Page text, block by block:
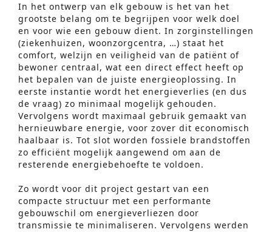
In het ontwerp van elk gebouw is het van het
grootste belang om te begrijpen voor welk doel
en voor wie een gebouw dient. In zorginstellingen
(ziekenhuizen, woonzorgcentra, …) staat het
comfort, welzijn en veiligheid van de patiënt of
bewoner centraal, wat een direct effect heeft op
het bepalen van de juiste energieoplossing. In
eerste instantie wordt het energieverlies (en dus
de vraag) zo minimaal mogelijk gehouden.
Vervolgens wordt maximaal gebruik gemaakt van
hernieuwbare energie, voor zover dit economisch
haalbaar is. Tot slot worden fossiele brandstoffen
zo efficiënt mogelijk aangewend om aan de
resterende energiebehoefte te voldoen.
Zo wordt voor dit project gestart van een
compacte structuur met een performante
gebouwschil om energieverliezen door
transmissie te minimaliseren. Vervolgens werden